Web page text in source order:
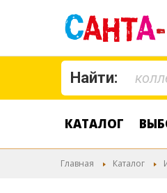
Найти:
КАТАЛОГ
Главная Каталог